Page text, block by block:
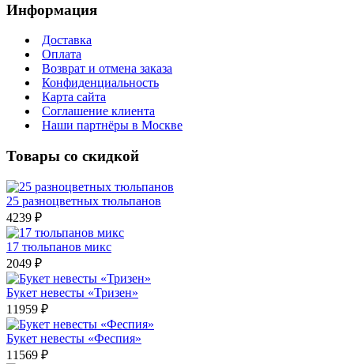
Информация
Доставка
Оплата
Возврат и отмена заказа
Конфиденциальность
Карта сайта
Соглашение клиента
Наши партнёры в Москве
Товары со скидкой
25 разноцветных тюльпанов
4239 ₽
17 тюльпанов микс
2049 ₽
Букет невесты «Тризен»
11959 ₽
Букет невесты «Феспия»
11569 ₽